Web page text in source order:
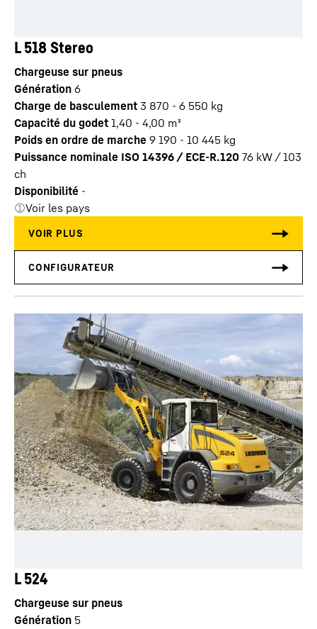
L 518 Stereo
Chargeuse sur pneus
Génération 6
Charge de basculement 3 870 - 6 550 kg
Capacité du godet 1,40 - 4,00 m³
Poids en ordre de marche 9 190 - 10 445 kg
Puissance nominale ISO 14396 / ECE-R.120 76 kW / 103
ch
Disponibilité -
Voir les pays
L 524
Chargeuse sur pneus
Génération 5